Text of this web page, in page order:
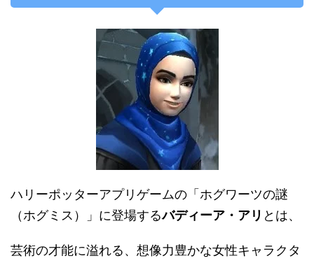
ハリーポッターアプリゲームの「ホグワーツの謎
（ホグミス）」に登場するバディーア・アリ とは、
芸術の才能に溢れる、想像力豊かな女性キャラクタ